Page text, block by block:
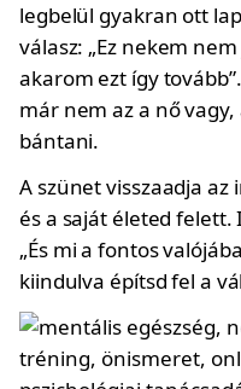
legbelül gyakran ott
válasz: „Ez nekem
akarom ezt így
már nem az a nő
bántani.
A szünet visszaadja
és a saját életed
„És mi a fontos
kiindulva építsd fel a